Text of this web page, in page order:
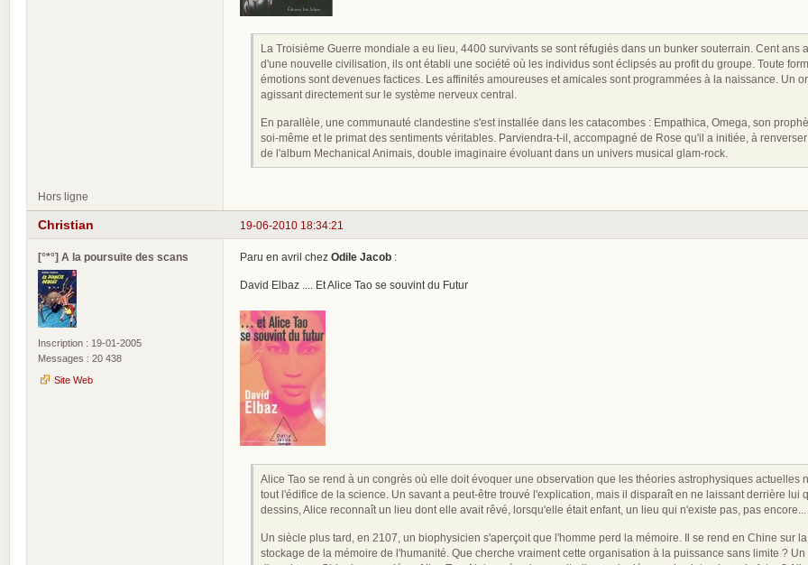
La Troisième Guerre mondiale a eu lieu, 4400 survivants se sont réfugiés dans un bunker souterrain. Cent
d'une nouvelle civilisation, ils ont établi une société où les individus sont éclipsés au profit du groupe. Toute
émotions sont devenues factices. Les affinités amoureuses et amicales sont programmées à la naissance. Un
agissant directement sur le système nerveux central.
En parallèle, une communauté clandestine s'est installée dans les catacombes : Empathica, Omega, son
soi-même et le primat des sentiments véritables. Parviendra-t-il, accompagné de Rose qu'il a initiée, à
de l'album Mechanical Animais, double imaginaire évoluant dans un univers musical glam-rock.
Hors ligne
19-06-2010 18:34:21
Christian
[°*°] A la poursuite des scans
Inscription : 19-01-2005
Messages : 20 438
Site Web
Paru en avril chez Odile Jacob :
David Elbaz .... Et Alice Tao se souvint du Futur
Alice Tao se rend à un congrès où elle doit évoquer une observation que les théories astrophysiques
tout l'édifice de la science. Un savant a peut-être trouvé l'explication, mais il disparaît en ne laissant derrière
dessins, Alice reconnaît un lieu dont elle avait rêvé, lorsqu'elle était enfant, un lieu qui n'existe pas, pas encore...
Un siècle plus tard, en 2107, un biophysicien s'aperçoit que l'homme perd la mémoire. Il se rend en Chine sur
stockage de la mémoire de l'humanité. Que cherche vraiment cette organisation à la puissance sans limite ?